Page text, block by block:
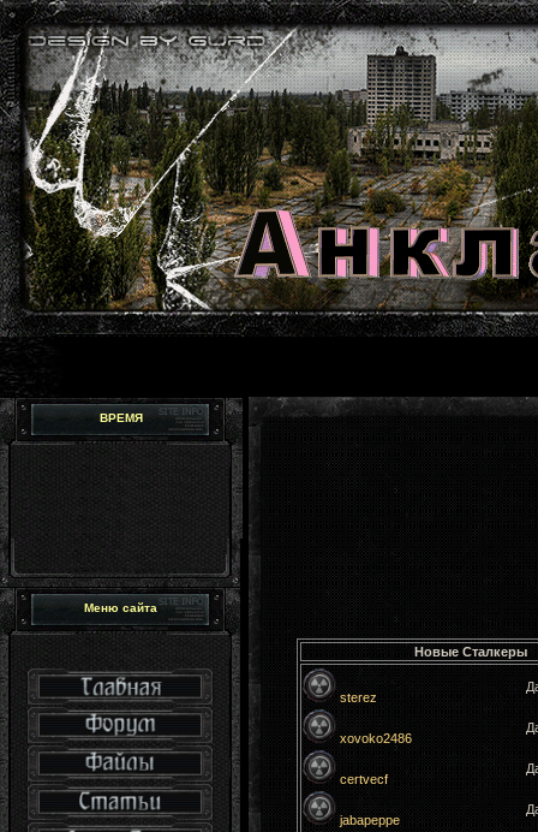
ВРЕМЯ
Меню сайта
Новые Сталкеры
sterez
xovoko2486
certvecf
jabapeppe